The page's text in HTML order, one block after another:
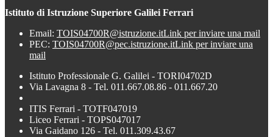
Istituto di Istruzione Superiore Galilei Ferrari
Email: TOIS04700R@istruzione.itLink per inviare una mail
PEC: TOIS04700R@pec.istruzione.itLink per inviare una
mail
Istituto Professionale G. Galilei - TORI04702D
Via Lavagna 8 - Tel. 011.667.08.86 - 011.667.20
ITIS Ferrari - TOTF047019
Liceo Ferrari - TOPS047017
Via Gaidano 126 - Tel. 011.309.43.67